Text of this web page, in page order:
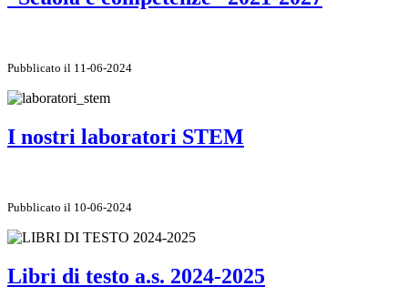
Pubblicato il 11-06-2024
I nostri laboratori STEM
Pubblicato il 10-06-2024
Libri di testo a.s. 2024-2025